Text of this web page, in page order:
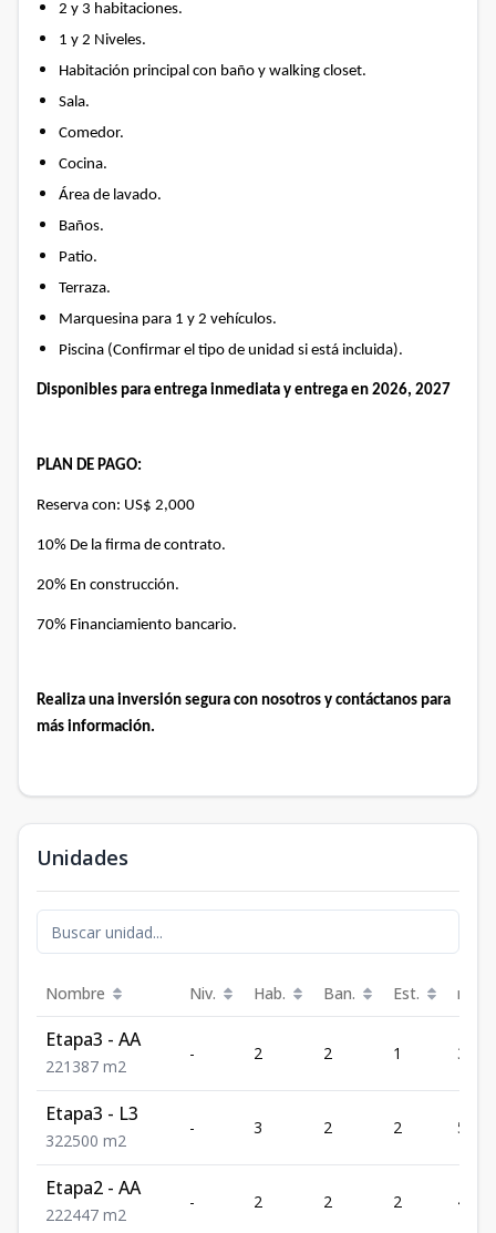
2 y 3 habitaciones.
1 y 2 Niveles.
Habitación principal con baño y walking closet.
Sala.
Comedor.
Cocina.
Área de lavado.
Baños.
Patio.
Terraza.
Marquesina para 1 y 2 vehículos.
Piscina (Confirmar el tipo de unidad si está incluida).
Disponibles para entrega inmediata y entrega en 2026, 2027
PLAN DE PAGO:
Reserva con: US$ 2,000
10% De la firma de contrato.
20% En construcción.
70% Financiamiento bancario.
Realiza una inversión segura con nosotros y contáctanos para
más información.
Unidades
Nombre Niv. Hab. Ban. Est. m²
Etapa3 - AA
221 387 m2
- 2 2 1 387
Etapa3 - L3
322500 m2
- 3 2 2 500
Etapa2 - AA
222447 m2
- 2 2 2 447